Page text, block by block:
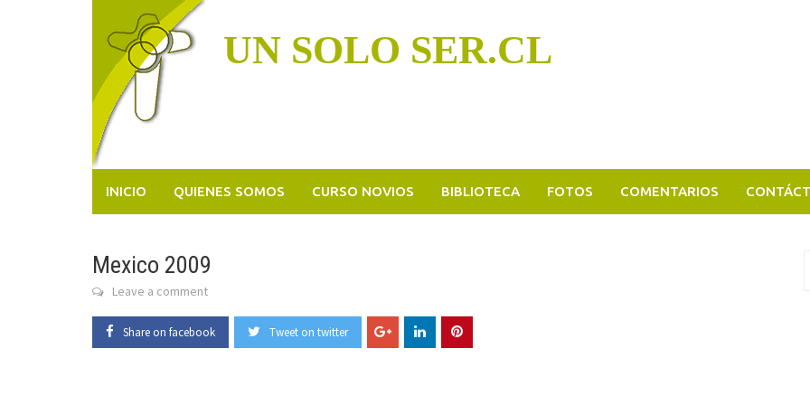
UN SOLO SER.CL
INICIO QUIENES SOMOS CURSO NOVIOS BIBLIOTECA FOTOS COMENTARIOS
Mexico 2009
Leave a comment
Share on facebook Tweet on twitter